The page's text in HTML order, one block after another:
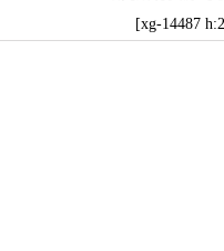
[xg-14487